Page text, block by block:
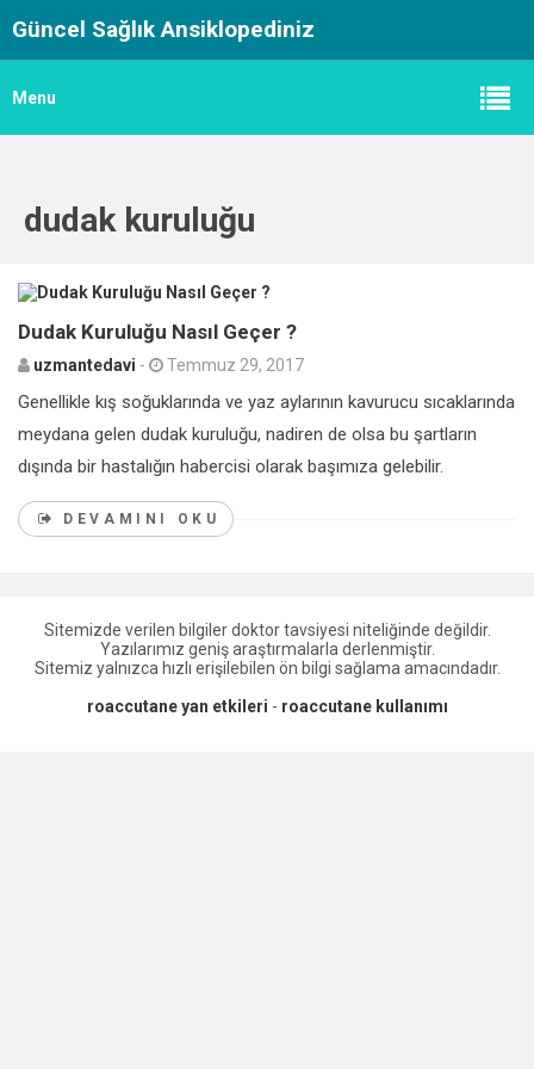
Güncel Sağlık Ansiklopediniz
Menu
dudak kuruluğu
Dudak Kuruluğu Nasıl Geçer ?
uzmantedavi - Temmuz 29, 2017
Genellikle kış soğuklarında ve yaz aylarının kavurucu sıcaklarında
meydana gelen dudak kuruluğu, nadiren de olsa bu şartların
dışında bir hastalığın habercisi olarak başımıza gelebilir.
DEVAMINI OKU
Sitemizde verilen bilgiler doktor tavsiyesi niteliğinde değildir.
Yazılarımız geniş araştırmalarla derlenmiştir.
Sitemiz yalnızca hızlı erişilebilen ön bilgi sağlama amacındadır.
roaccutane yan etkileri - roaccutane kullanımı